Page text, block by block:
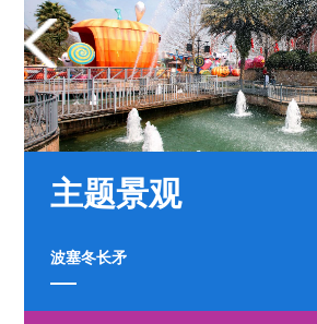
阳光港
抓壮丁
主题景观
波塞冬长矛